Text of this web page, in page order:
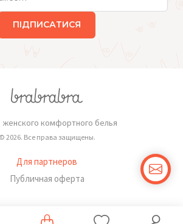
ПІДПИСАТИСЯ
комфортного белья
© 2026. Все права защищены.
Для партнеров
Публичная оферта